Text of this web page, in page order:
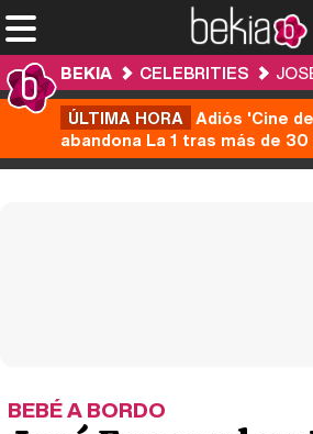
BEKIA CELEBRITIES
ÚLTIMA HORA Adiós 'Cine
abandona La 1 tras más de 30
BEBÉ A BORDO